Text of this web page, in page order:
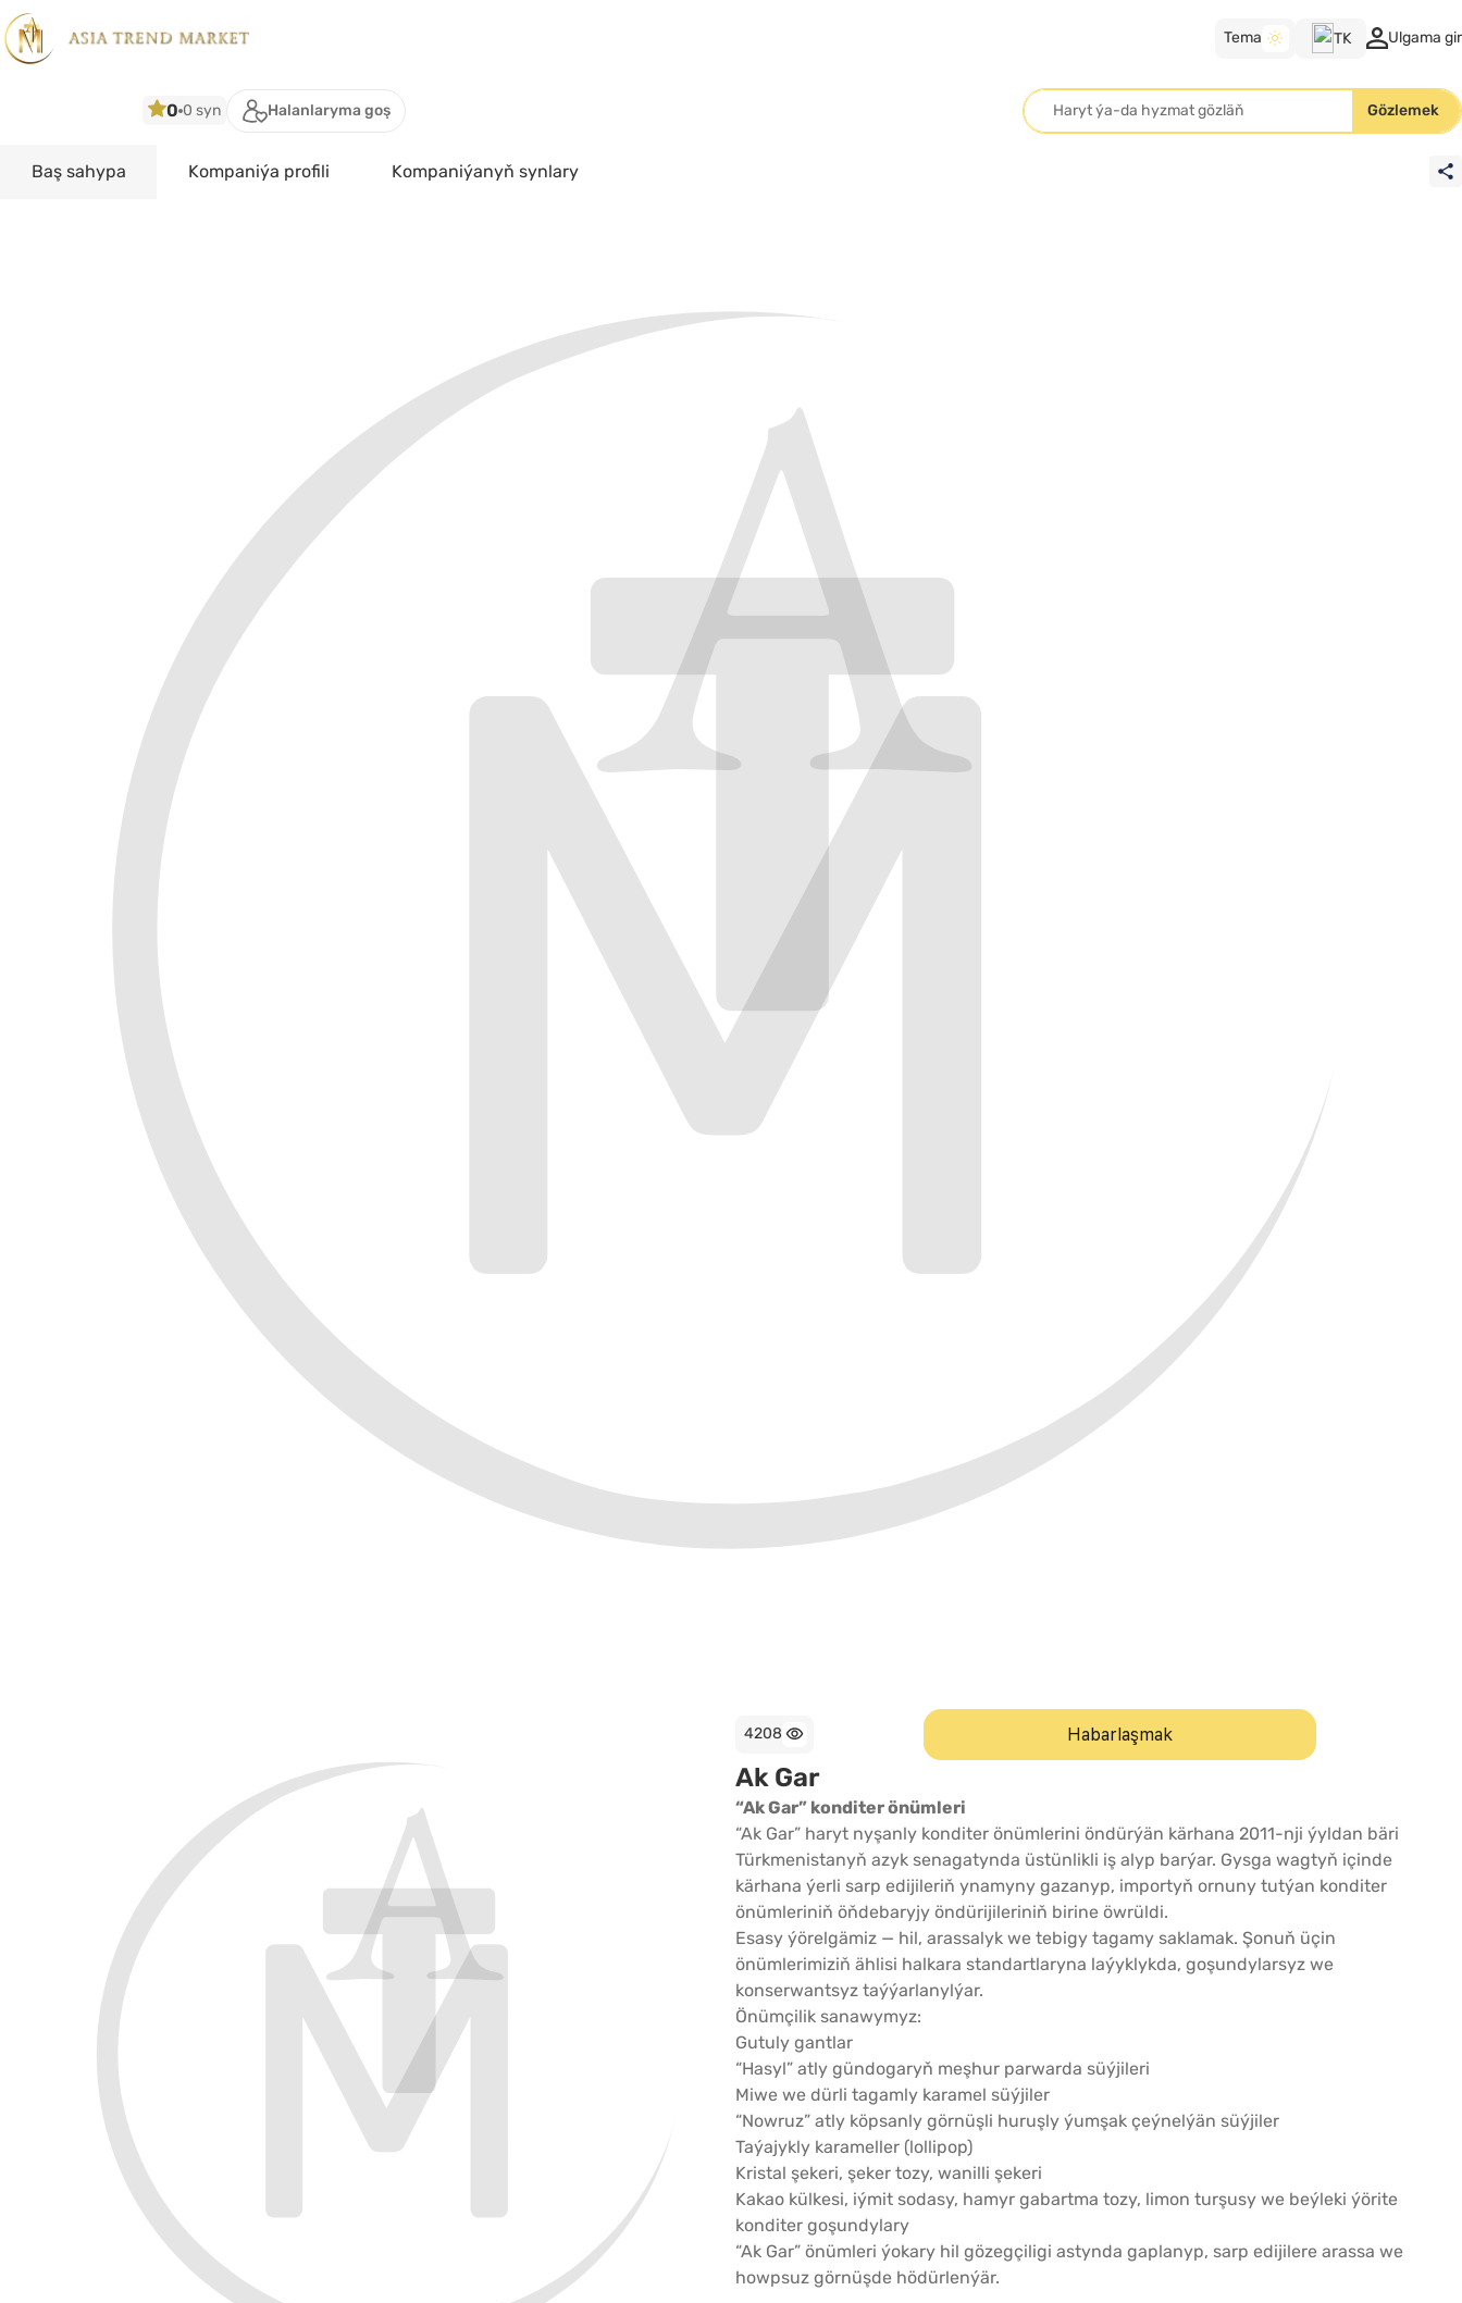
Tema TK Ulgama gir
0 0 syn Halanlaryma goş Gözlemek
Baş sahypa Kompaniýa profili Kompaniýanyň synlary
4208 Habarlaşmak
Ak Gar
“Ak Gar” konditer önümleri
“Ak Gar” haryt nyşanly konditer önümlerini öndürýän kärhana 2011-nji ýyldan bäri
Türkmenistanyň azyk senagatynda üstünlikli iş alyp barýar. Gysga wagtyň içinde
kärhana ýerli sarp edijileriň ynamyny gazanyp, importyň ornuny tutýan konditer
önümleriniň öňdebaryjy öndürijileriniň birine öwrüldi.
Esasy ýörelgämiz — hil, arassalyk we tebigy tagamy saklamak. Şonuň üçin
önümlerimiziň ählisi halkara standartlaryna laýyklykda, goşundylarsyz we
konserwantsyz taýýarlanylýar.
Önümçilik sanawymyz:
Gutuly gantlar
“Hasyl” atly gündogaryň meşhur parwarda süýjileri
Miwe we dürli tagamly karamel süýjiler
“Nowruz” atly köpsanly görnüşli huruşly ýumşak çeýnelýän süýjiler
Taýajykly karameller (lollipop)
Kristal şekeri, şeker tozy, wanilli şekeri
Kakao külkesi, iýmit sodasy, hamyr gabartma tozy, limon turşusy we beýleki ýörite
konditer goşundylary
“Ak Gar” önümleri ýokary hil gözegçiligi astynda gaplanyp, sarp edijilere arassa we
howpsuz görnüşde hödürlenýär.